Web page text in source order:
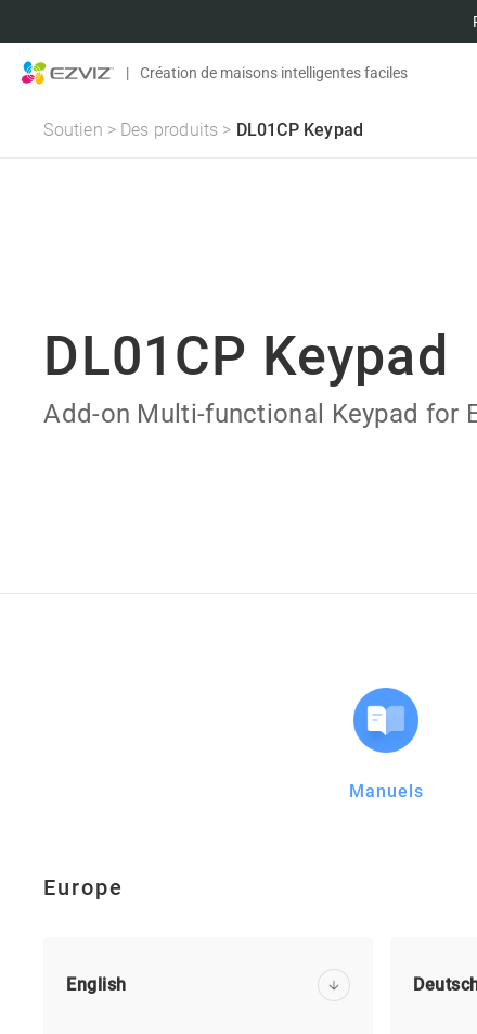
| Création de maisons intelligentes faciles
Soutien > Des produits > DL01CP Keypad
DL01CP Keypad
Add-on Multi-functional Keypad for
Manuels
Europe
English